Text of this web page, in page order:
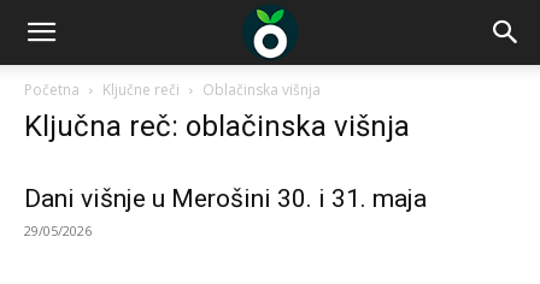
Početna Ključne reči Oblačinska višnja
Ključna reč: oblačinska višnja
Dani višnje u Merošini 30. i 31. maja
29/05/2026